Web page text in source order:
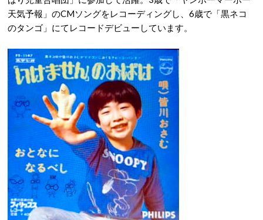
天気予報」のCMソングをレコーディングし、6歳で「黒ネコ
のタンゴ」にてレコードデビューしています。